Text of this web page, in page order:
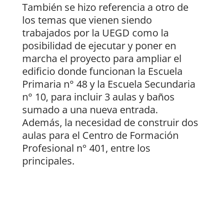
También se hizo referencia a otro de
los temas que vienen siendo
trabajados por la UEGD como la
posibilidad de ejecutar y poner en
marcha el proyecto para ampliar el
edificio donde funcionan la Escuela
Primaria n° 48 y la Escuela Secundaria
n° 10, para incluir 3 aulas y baños
sumado a una nueva entrada.
Además, la necesidad de construir dos
aulas para el Centro de Formación
Profesional n° 401, entre los
principales.